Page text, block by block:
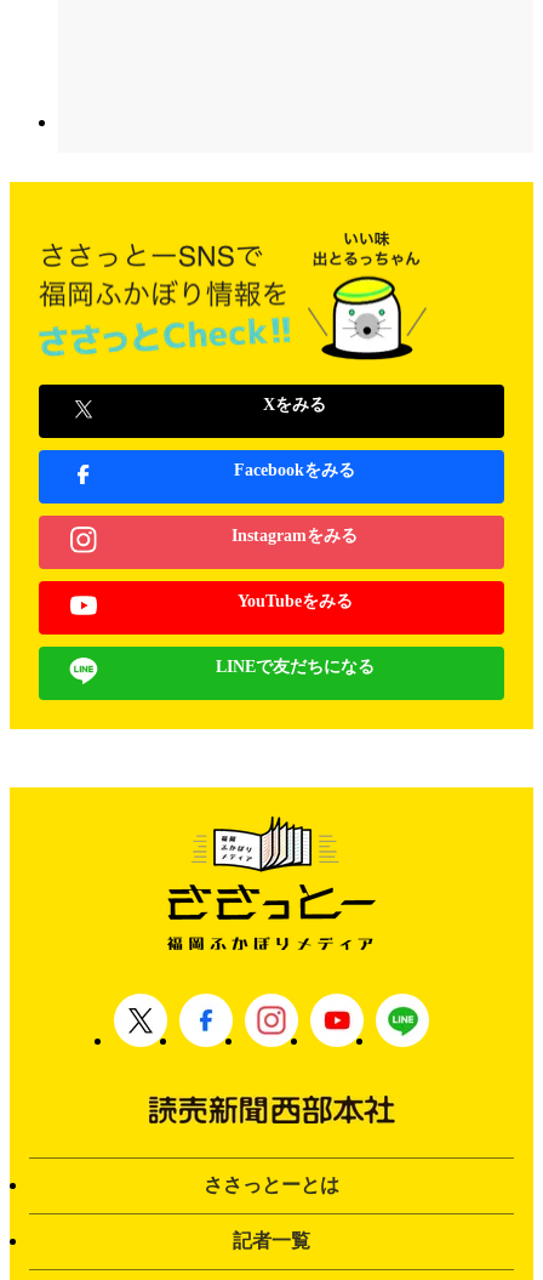
Xをみる
Facebookをみる
Instagramをみる
YouTubeをみる
LINEで友だちになる
ささっとーとは
記者一覧